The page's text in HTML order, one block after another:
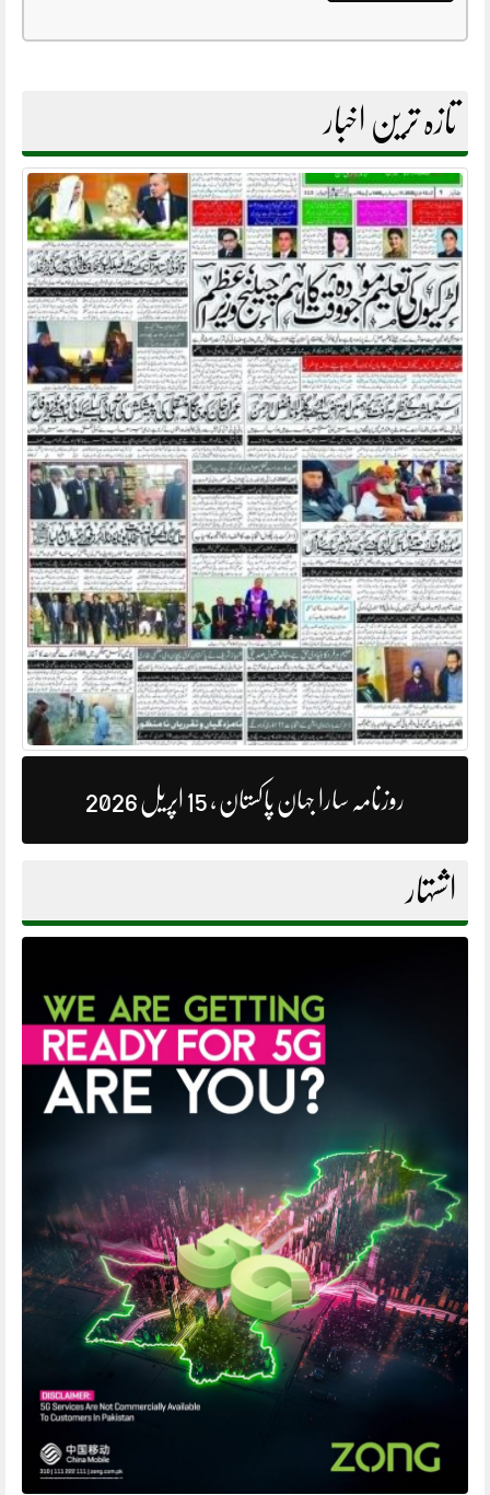
تازہ ترین اخبار
روزنامہ سارا جہان پاکستان ، 15 اپریل 2026
اشتہار